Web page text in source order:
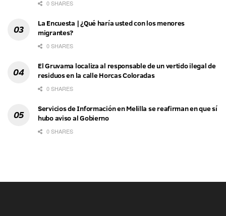
0 SHARES
La Encuesta | ¿Qué haría usted con los menores
migrantes?
0 SHARES
El Gruvama localiza al responsable de un vertido ilegal de
residuos en la calle Horcas Coloradas
0 SHARES
Servicios de Información en Melilla se reafirman en que sí
hubo aviso al Gobierno
0 SHARES